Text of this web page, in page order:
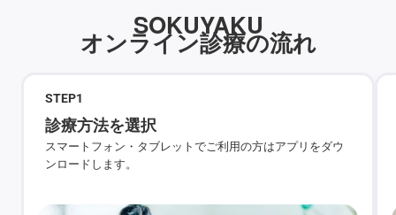
SOKUYAKU
オンライン診療の流れ
STEP1
診療方法を選択
スマートフォン・タブレットでご利用の方はアプリをダウ
ンロードします。